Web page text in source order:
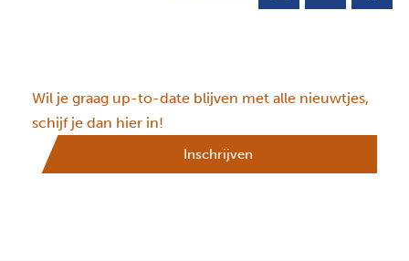
Wil je graag up-to-date blijven met alle nieuwtjes,
schijf je dan hier in!
Inschrijven